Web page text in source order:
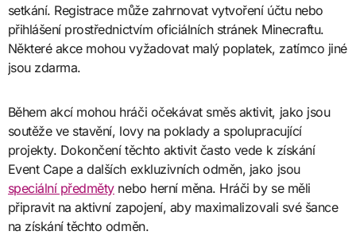
setkání. Registrace může zahrnovat vytvoření účtu nebo
přihlášení prostřednictvím oficiálních stránek Minecraftu.
Některé akce mohou vyžadovat malý poplatek, zatímco jiné
jsou zdarma.
Během akcí mohou hráči očekávat směs aktivit, jako jsou
soutěže ve stavění, lovy na poklady a spolupracující
projekty. Dokončení těchto aktivit často vede k získání
Event Cape a dalších exkluzivních odměn, jako jsou
speciální předmětynebo herní měna. Hráči by se měli
připravit na aktivní zapojení, aby maximalizovali své šance
na získání těchto odměn.